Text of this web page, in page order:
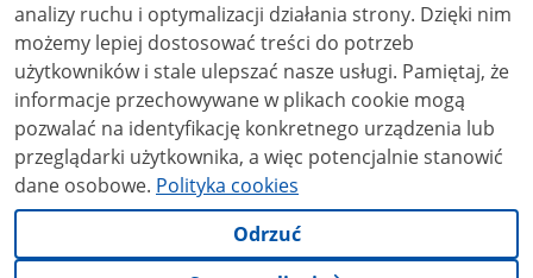
analizy ruchu i optymalizacji działania strony. Dzięki nim
możemy lepiej dostosować treści do potrzeb
użytkowników i stale ulepszać nasze usługi. Pamiętaj, że
informacje przechowywane w plikach cookie mogą
pozwalać na identyfikację konkretnego urządzenia lub
przeglądarki użytkownika, a więc potencjalnie stanowić
dane osobowe. Polityka cookies
Odrzuć